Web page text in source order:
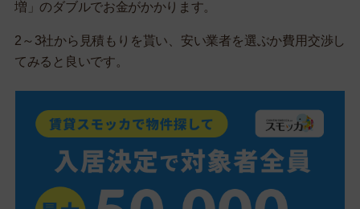
増」のダブルでお金がかかります。
2～3社から見積もりを貰い、安い業者を選ぶか費用交渉し
てみると良いです。